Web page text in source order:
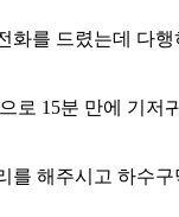
화를 드렸는데 다행
로 15분 만에 기저
를 해주시고 하수구